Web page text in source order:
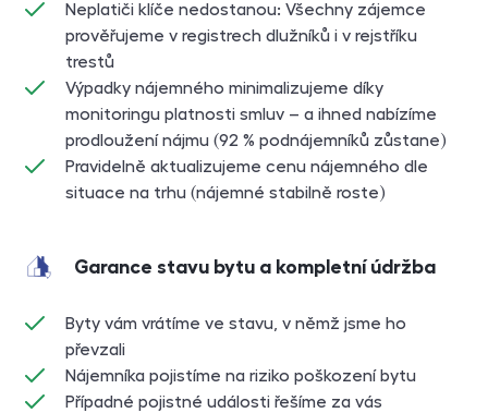
Neplatiči klíče nedostanou: Všechny zájemce
prověřujeme v registrech dlužníků i v rejstříku
trestů
Výpadky nájemného minimalizujeme díky
monitoringu platnosti smluv – a ihned nabízíme
prodloužení nájmu (92 % podnájemníků zůstane)
Pravidelně aktualizujeme cenu nájemného dle
situace na trhu (nájemné stabilně roste)
Garance stavu bytu a kompletní údržba
Byty vám vrátíme ve stavu, v němž jsme ho
převzali
Nájemníka pojistíme na riziko poškození bytu
Případné pojistné události řešíme za vás